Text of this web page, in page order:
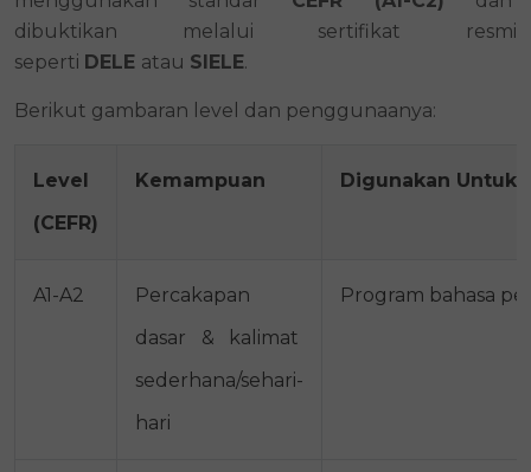
dibuktikan melalui sertifikat resmi
seperti DELE atau SIELE.
Berikut gambaran level dan penggunaanya:
Level
(CEFR)
Kemampuan Digunakan Untuk
A1-A2
Percakapan
dasar & kalimat
sederhana/sehari-
hari
Program bahasa